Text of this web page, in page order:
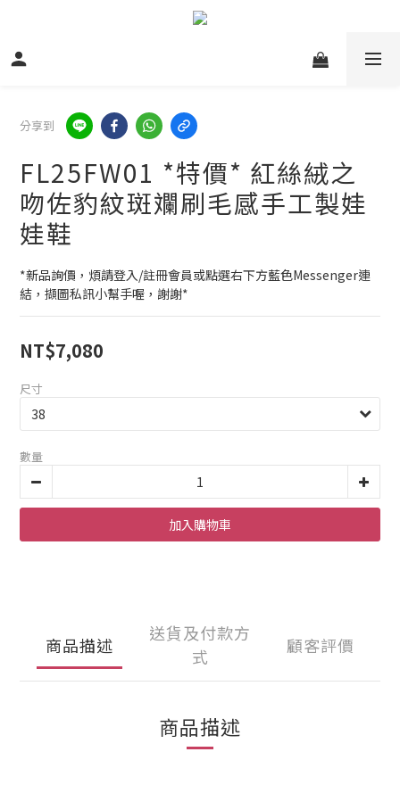
分享到
FL25FW01 *特價* 紅絲絨之
吻佐豹紋斑斕刷毛感手工製娃
娃鞋
*新品詢價，煩請登入/註冊會員或點選右下方藍色Messenger連
結，擷圖私訊小幫手喔，謝謝*
NT$7,080
尺寸
數量
加入購物車
商品描述
送貨及付款方
式
顧客評價
商品描述